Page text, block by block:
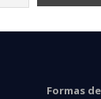
Formas